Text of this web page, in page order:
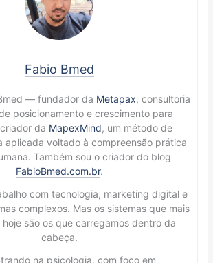
Fabio Bmed
— fundador da Metapax, consultoria
posicionamento e crescimento para
da MapexMind, um método de
aplicada voltado à compreensão prática
Também sou o criador do blog
FabioBmed.com.br.
com tecnologia, marketing digital e
complexos. Mas os sistemas que mais
hoje são os que carregamos dentro da
cabeça.
na psicologia, com foco em